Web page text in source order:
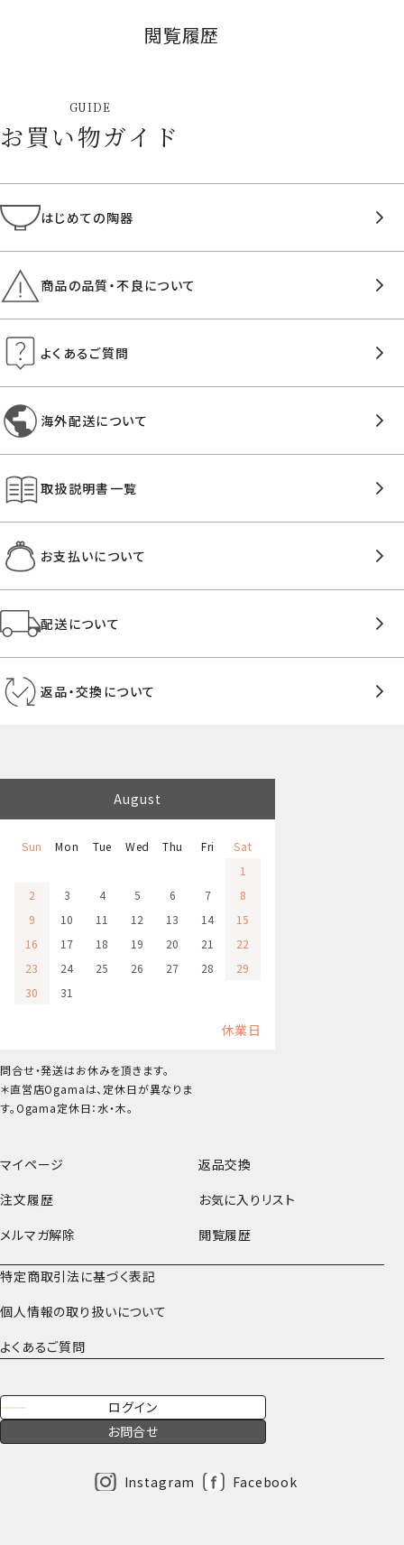
閲覧履歴
GUIDE
お買い物ガイド
はじめての陶器
商品の品質・不良について
よくあるご質問
海外配送について
取扱説明書一覧
お支払いについて
配送について
返品・交換について
マイページ
返品交換
注文履歴
お気に入りリスト
メルマガ解除
閲覧履歴
特定商取引法に基づく表記
個人情報の取り扱いについて
よくあるご質問
ログイン
お問合せ
Instagram Facebook
August
Sun Mon Tue Wed Thu Fri
Sat
1
2
3 4 5 6 7
8
9
10 11 12 13 14
15
16
17 18 19 20 21
22
23
24 25 26 27 28
29
30
31
休業日
問合せ・発送はお休みを頂きます。
＊直営店Ogamaは、定休日が異なりま
す。Ogama定休日：水・木。